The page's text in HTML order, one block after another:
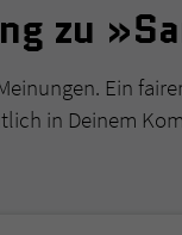
zu
Ein
in Deinem